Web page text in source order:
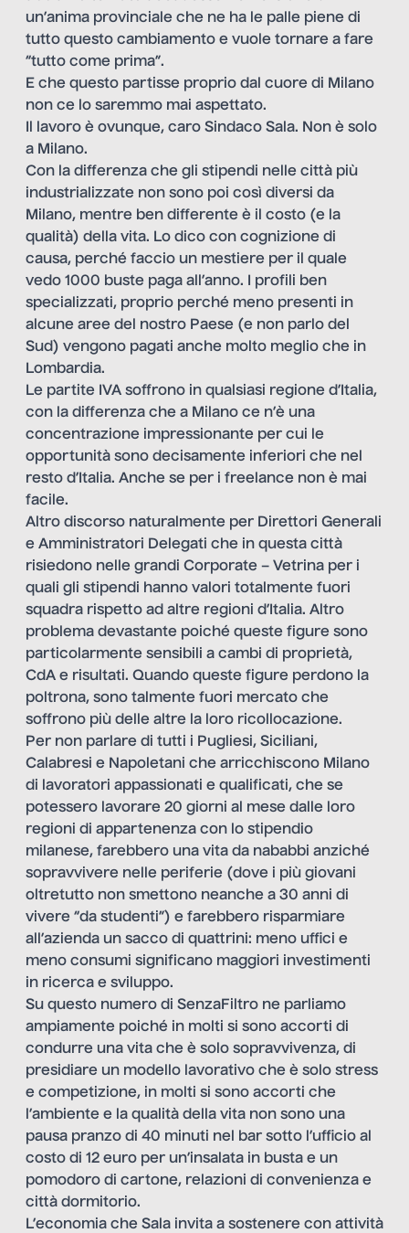
un’anima provinciale che ne ha le palle piene di
tutto questo cambiamento e vuole tornare a fare
“tutto come prima”.
E che questo partisse proprio dal cuore di Milano
non ce lo saremmo mai aspettato.
Il lavoro è ovunque, caro Sindaco Sala. Non è solo
a Milano.
Con la differenza che gli stipendi nelle città più
industrializzate non sono poi così diversi da
Milano, mentre ben differente è il costo (e la
qualità) della vita. Lo dico con cognizione di
causa, perché faccio un mestiere per il quale
vedo 1000 buste paga all’anno. I profili ben
specializzati, proprio perché meno presenti in
alcune aree del nostro Paese (e non parlo del
Sud) vengono pagati anche molto meglio che in
Lombardia.
Le partite IVA soffrono in qualsiasi regione d’Italia,
con la differenza che a Milano ce n’è una
concentrazione impressionante per cui le
opportunità sono decisamente inferiori che nel
resto d’Italia. Anche se per i freelance non è mai
facile.
Altro discorso naturalmente per Direttori Generali
e Amministratori Delegati che in questa città
risiedono nelle grandi Corporate – Vetrina per i
quali gli stipendi hanno valori totalmente fuori
squadra rispetto ad altre regioni d’Italia. Altro
problema devastante poiché queste figure sono
particolarmente sensibili a cambi di proprietà,
CdA e risultati. Quando queste figure perdono la
poltrona, sono talmente fuori mercato che
soffrono più delle altre la loro ricollocazione.
Per non parlare di tutti i Pugliesi, Siciliani,
Calabresi e Napoletani che arricchiscono Milano
di lavoratori appassionati e qualificati, che se
potessero lavorare 20 giorni al mese dalle loro
regioni di appartenenza con lo stipendio
milanese, farebbero una vita da nababbi anziché
sopravvivere nelle periferie (dove i più giovani
oltretutto non smettono neanche a 30 anni di
vivere “da studenti”) e farebbero risparmiare
all’azienda un sacco di quattrini: meno uffici e
meno consumi significano maggiori investimenti
in ricerca e sviluppo.
Su questo numero di SenzaFiltro ne parliamo
ampiamente poiché in molti si sono accorti di
condurre una vita che è solo sopravvivenza, di
presidiare un modello lavorativo che è solo stress
e competizione, in molti si sono accorti che
l’ambiente e la qualità della vita non sono una
pausa pranzo di 40 minuti nel bar sotto l’ufficio al
costo di 12 euro per un’insalata in busta e un
pomodoro di cartone, relazioni di convenienza e
città dormitorio.
L’economia che Sala invita a sostenere con attività